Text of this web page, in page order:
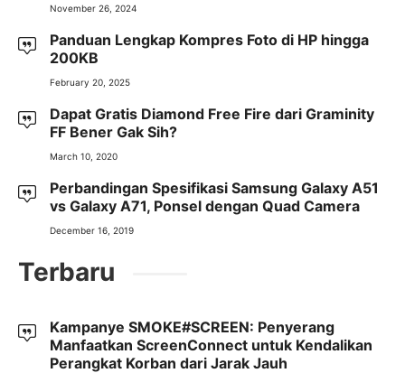
November 26, 2024
Panduan Lengkap Kompres Foto di HP hingga
200KB
February 20, 2025
Dapat Gratis Diamond Free Fire dari Graminity
FF Bener Gak Sih?
March 10, 2020
Perbandingan Spesifikasi Samsung Galaxy A51
vs Galaxy A71, Ponsel dengan Quad Camera
December 16, 2019
Terbaru
Kampanye SMOKE#SCREEN: Penyerang
Manfaatkan ScreenConnect untuk Kendalikan
Perangkat Korban dari Jarak Jauh